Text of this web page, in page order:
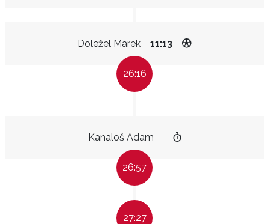
Doležel Marek 11:13
26:16
Kanaloš Adam
26:57
27:27